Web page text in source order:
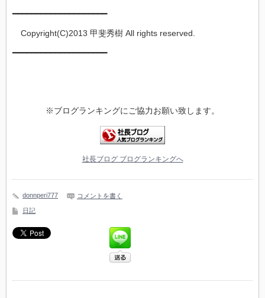
━━━━━━━━━━━━━━━━━━━━
Copyright(C)2013 甲斐秀樹 All rights reserved.
━━━━━━━━━━━━━━━━━━━━
※ブログランキングにご協力お願い致します。
社長ブログ ブログランキングへ
donnperi777 コメントを書く
日記